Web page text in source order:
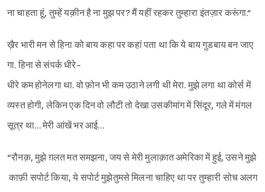
ना चाहता हूं, तुम्हें यक़ीन है ना मुझ पर? मैं यहीं रहकर तुम्हारा इंतज़ार करूंगा.”
ख़ैर भारी मन से हिना को बाय कहा पर कहां पता था कि ये बाय गुडबाय बन जाए
गा. हिना से संपर्क धीरे-
धीरे कम होनेलगा था. वो फ़ोन भी कम उठाने लगी थी मेरा. मुझे लगा था कोर्स में
व्यस्त होगी, लेकिन एक दिन वो लौटी तो देखा उसकीमांग में सिंदूर, गले में मंगल
सूत्र था… मेरी आंखें भर आई…
“रौनक़, मुझे ग़लत मत समझना, जय से मेरी मुलाक़ात अमेरिका में हुई, उसने मुझे
काफ़ी सपोर्ट किया, ये सपोर्ट मुझेतुमसे मिलना चाहिए था पर तुम्हारी सोच अलग